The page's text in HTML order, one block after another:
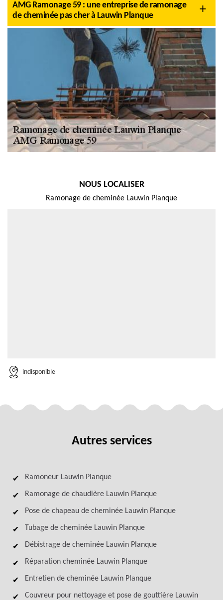
AMG Ramonage 59 : une entreprise de ramonage
de cheminée pas cher à Lauwin Planque
NOUS LOCALISER
Ramonage de cheminée Lauwin Planque
indisponible
Autres services
Ramoneur Lauwin Planque
Ramonage de chaudière Lauwin Planque
Pose de chapeau de cheminée Lauwin Planque
Tubage de cheminée Lauwin Planque
Débistrage de cheminée Lauwin Planque
Réparation cheminée Lauwin Planque
Entretien de cheminée Lauwin Planque
Couvreur pour nettoyage et pose de gouttière Lauwin